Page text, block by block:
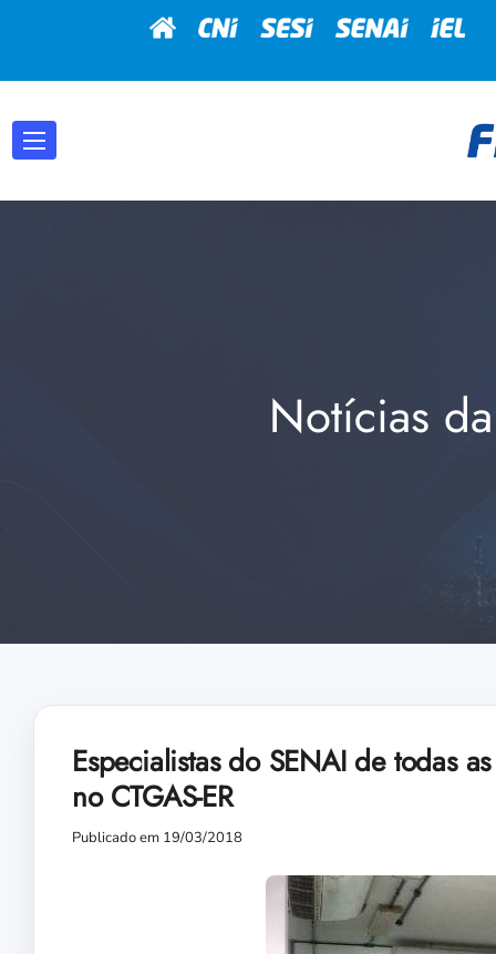
Notícias
Especialistas do SENAI de todas
no CTGAS-ER
Publicado em 19/03/2018